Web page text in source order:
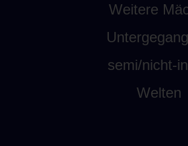
Weitere
semi/nicht-
Welten